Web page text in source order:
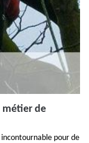
métier de
incontournable pour de